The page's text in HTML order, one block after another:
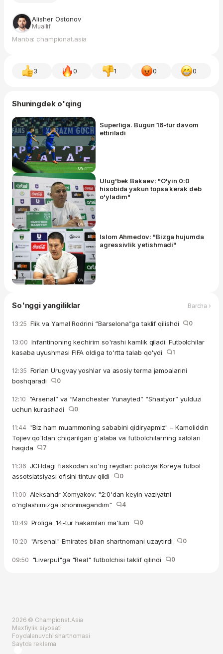
Alisher Ostonov
Muallif
Manba: championat.asia
3 0 1 0 0
Shuningdek o'qing
Superliga. Bugun 16-tur davom
ettiriladi
Ulug'bek Bakaev: "O'yin 0:0
hisobida yakun topsa kerak deb
o'yladim"
Islom Ahmedov: "Bizga hujumda
agressivlik yetishmadi"
So'nggi yangiliklar Barcha ›
13:25 Flik va Yamal Rodrini “Barselona”ga taklif qilishdi 0
13:00 Infantinoning kechirim so'rashi kamlik qiladi: Futbolchilar
kasaba uyushmasi FIFA oldiga to'rtta talab qo'ydi
1
12:35 Forlan Urugvay yoshlar va asosiy terma jamoalarini
boshqaradi
0
12:10 “Arsenal” va “Manchester Yunayted” “Shaxtyor” yulduzi
uchun kurashadi
0
11:44 "Biz ham muammoning sababini qidiryapmiz" – Kamoliddin
Tojiev qo'ldan chiqarilgan g'alaba va futbolchilarning xatolari
haqida
7
11:36 JCHdagi fiaskodan so'ng reydlar: policiya Koreya futbol
assotsiatsiyasi ofisini tintuv qildi
0
11:00 Aleksandr Xomyakov: "2:0'dan keyin vaziyatni
o'nglashimizga ishonmagandim"
4
10:49 Proliga. 14-tur hakamlari ma'lum 0
10:20 "Arsenal" Emirates bilan shartnomani uzaytirdi 0
09:50 "Liverpul"ga "Real" futbolchisi taklif qilindi 0
2026 © Championat.Asia
Maxfiylik siyosati
Foydalanuvchi shartnomasi
Saytda reklama